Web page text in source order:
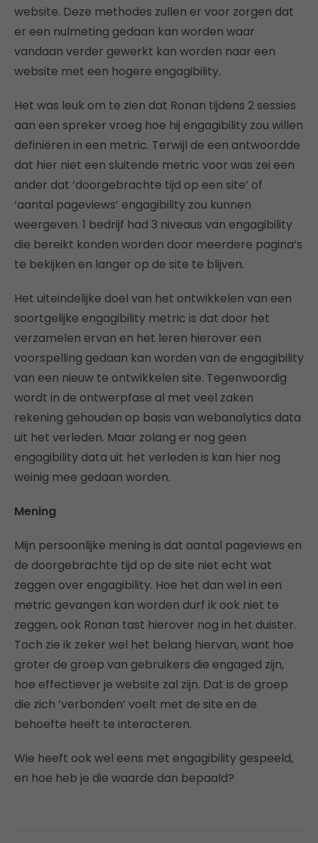
website. Deze methodes zullen er voor zorgen dat
er een nulmeting gedaan kan worden waar
vandaan verder gewerkt kan worden naar een
website met een hogere engagibility.
Het was leuk om te zien dat Ronan tijdens 2 sessies
aan een spreker vroeg hoe hij engagibility zou willen
definiëren in een metric. Terwijl de een antwoordde
dat hier niet een sluitende metric voor was zei een
ander dat ‘doorgebrachte tijd op een site’ of
‘aantal pageviews’ engagibility zou kunnen
weergeven. 1 bedrijf had 3 niveaus van engagibility
die bereikt konden worden door meerdere pagina’s
te bekijken en langer op de site te blijven.
Het uiteindelijke doel van het ontwikkelen van een
soortgelijke engagibility metric is dat door het
verzamelen ervan en het leren hierover een
voorspelling gedaan kan worden van de engagibility
van een nieuw te ontwikkelen site. Tegenwoordig
wordt in de ontwerpfase al met veel zaken
rekening gehouden op basis van webanalytics data
uit het verleden. Maar zolang er nog geen
engagibility data uit het verleden is kan hier nog
weinig mee gedaan worden.
Mening
Mijn persoonlijke mening is dat aantal pageviews en
de doorgebrachte tijd op de site niet echt wat
zeggen over engagibility. Hoe het dan wel in een
metric gevangen kan worden durf ik ook niet te
zeggen, ook Ronan tast hierover nog in het duister.
Toch zie ik zeker wel het belang hiervan, want hoe
groter de groep van gebruikers die engaged zijn,
hoe effectiever je website zal zijn. Dat is de groep
die zich ‘verbonden’ voelt met de site en de
behoefte heeft te interacteren.
Wie heeft ook wel eens met engagibility gespeeld,
en hoe heb je die waarde dan bepaald?